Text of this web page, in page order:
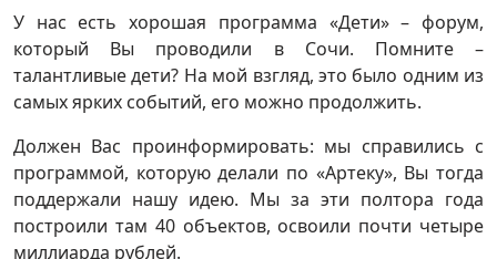
У нас есть хорошая программа «Дети» – форум,
который Вы проводили в Сочи. Помните –
талантливые дети? На мой взгляд, это было одним из
самых ярких событий, его можно продолжить.
Должен Вас проинформировать: мы справились с
программой, которую делали по «Артеку», Вы тогда
поддержали нашу идею. Мы за эти полтора года
построили там 40 объектов, освоили почти четыре
миллиарда рублей.